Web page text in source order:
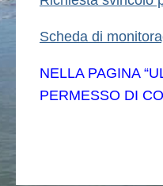
Scheda di
NELLA PAGINA
PERMESSO DI